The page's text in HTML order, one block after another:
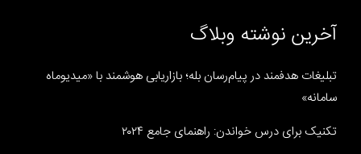
آخرین نوشته وبلاگ
تبلیغات هدفمند در پیام‌رسان بله؛ بازاریابی هوشمند با «میدیوماه
سامانه»
تکنیک برای درس خواندن: راهنمای جامع ۲۰۲۴